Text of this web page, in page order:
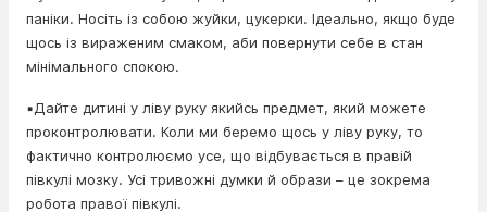
паніки. Носіть із собою жуйки, цукерки. Ідеально, якщо буде
щось із вираженим смаком, аби повернути себе в стан
мінімального спокою.
▪️Дайте дитині у ліву руку якийсь предмет, який можете
проконтролювати. Коли ми беремо щось у ліву руку, то
фактично контролюємо усе, що відбувається в правій
півкулі мозку. Усі тривожні думки й образи – це зокрема
робота правої півкулі.